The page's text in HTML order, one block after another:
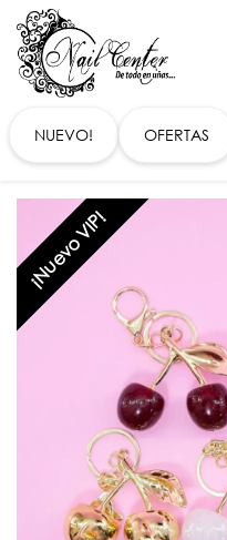
Ir al contenido
NUEVO! OFERTAS
¡Nuevo VIP!